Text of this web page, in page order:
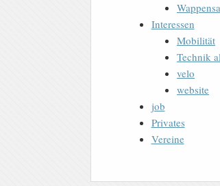
Interessen
Mobilität
Technik
velo
website
job
Privates
Vereine